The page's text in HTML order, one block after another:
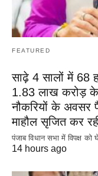
FEATURED
साढ़े 4 सालों में 68
1.83 लाख करोड़
नौकरियों के अवसर
माहौल सृजित कर
पंजाब विधान सभा में विपक्ष
14 hours ago